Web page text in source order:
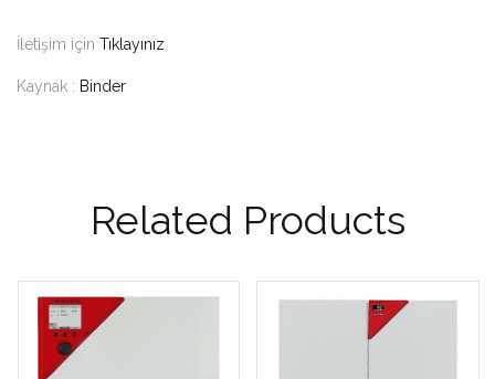
İletişim için Tıklayınız
Kaynak : Binder
Related Products